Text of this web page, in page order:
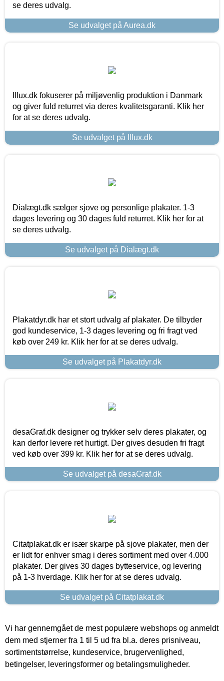
se deres udvalg.
Se udvalget på Aurea.dk
Illux.dk fokuserer på miljøvenlig produktion i Danmark
og giver fuld returret via deres kvalitetsgaranti. Klik her
for at se deres udvalg.
Se udvalget på Illux.dk
Dialægt.dk sælger sjove og personlige plakater. 1-3
dages levering og 30 dages fuld returret. Klik her for at
se deres udvalg.
Se udvalget på Dialægt.dk
Plakatdyr.dk har et stort udvalg af plakater. De tilbyder
god kundeservice, 1-3 dages levering og fri fragt ved
køb over 249 kr. Klik her for at se deres udvalg.
Se udvalget på Plakatdyr.dk
desaGraf.dk designer og trykker selv deres plakater, og
kan derfor levere ret hurtigt. Der gives desuden fri fragt
ved køb over 399 kr. Klik her for at se deres udvalg.
Se udvalget på desaGraf.dk
Citatplakat.dk er især skarpe på sjove plakater, men der
er lidt for enhver smag i deres sortiment med over 4.000
plakater. Der gives 30 dages bytteservice, og levering
på 1-3 hverdage. Klik her for at se deres udvalg.
Se udvalget på Citatplakat.dk
Vi har gennemgået de mest populære webshops og anmeldt
dem med stjerner fra 1 til 5 ud fra bl.a. deres prisniveau,
sortimentstørrelse, kundeservice, brugervenlighed,
betingelser, leveringsformer og betalingsmuligheder.